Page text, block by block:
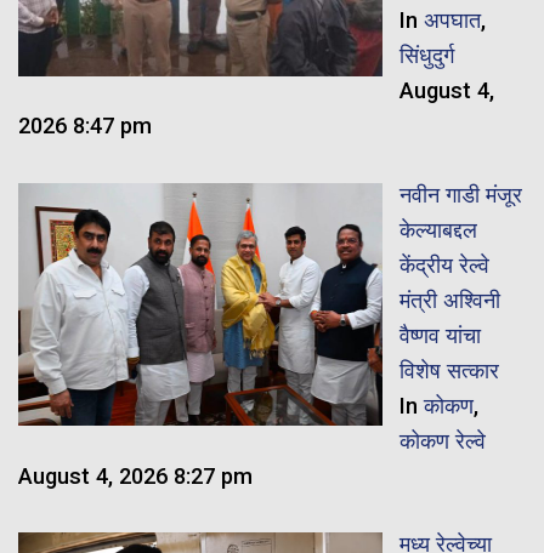
In अपघात,
सिंधुदुर्ग
August 4,
2026 8:47 pm
नवीन गाडी मंजूर
केल्याबद्दल
केंद्रीय रेल्वे
मंत्री अश्विनी
वैष्णव यांचा
विशेष सत्कार
Inकोकण,
कोकण रेल्वे
August 4, 2026 8:27 pm
मध्य रेल्वेच्या